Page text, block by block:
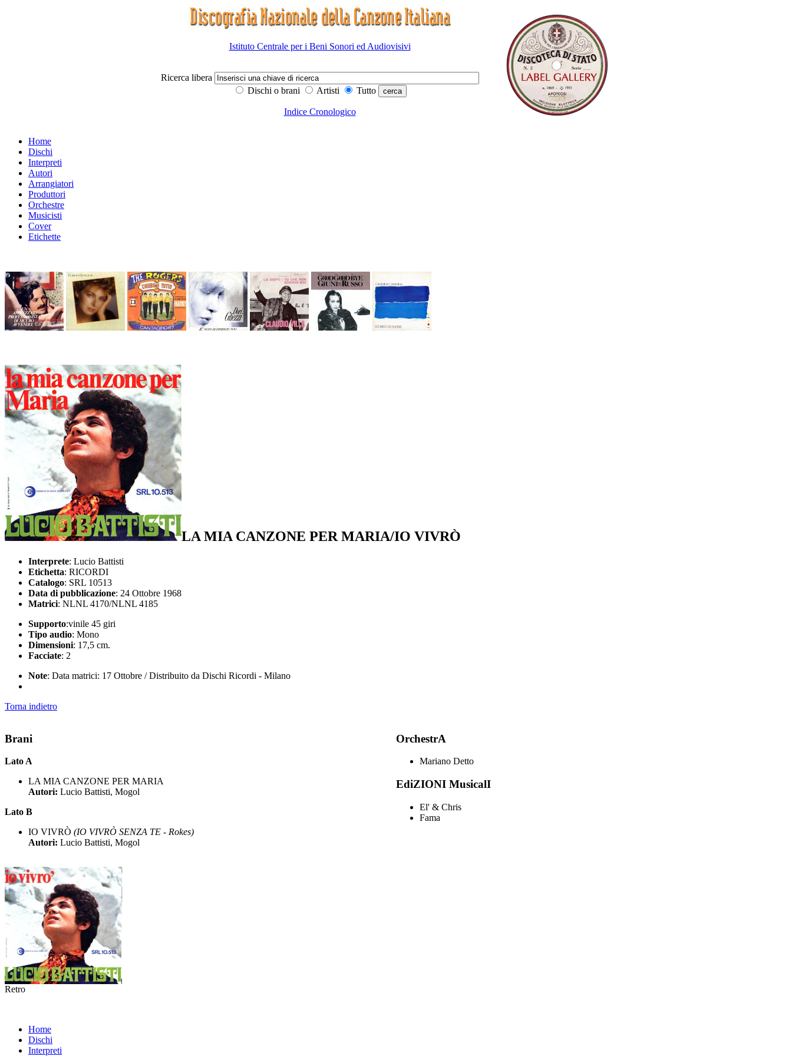
Istituto Centrale per i Beni Sonori ed Audiovisivi
Ricerca libera
Dischi o brani
Artisti Tutto
Indice Cronologico
Home
Dischi
Interpreti
Autori
Arrangiatori
Produttori
Orchestre
Musicisti
Cover
Etichette
LA MIA CANZONE PER MARIA/IO VIVRÒ
Interprete: Lucio Battisti
Etichetta: RICORDI
Catalogo: SRL 10513
Data di pubblicazione: 24 Ottobre 1968
Matrici: NLNL 4170/NLNL 4185
Supporto:vinile 45 giri
Tipo audio: Mono
Dimensioni: 17,5 cm.
Facciate: 2
Note: Data matrici: 17 Ottobre / Distribuito da Dischi Ricordi - Milano
Torna indietro
Brani
Lato A
LA MIA CANZONE PER MARIA
Autori: Lucio Battisti, Mogol
Lato B
IO VIVRÒ (IO VIVRÒ SENZA TE - Rokes)
Autori: Lucio Battisti, Mogol
OrchestrA
Mariano Detto
EdiZIONI MusicalI
El' & Chris
Fama
Retro
Home
Dischi
Interpreti